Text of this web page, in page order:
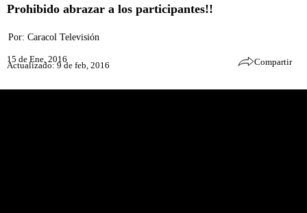
Prohibido abrazar a los participantes!!
Por: Caracol Televisión
15 de Ene, 2016
Actualizado: 9 de feb, 2016 Compartir